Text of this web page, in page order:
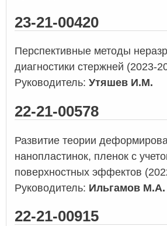
23-21-00420
Перспективные методы
диагностики стержней (2023-
Руководитель: Утяшев И.М.
22-21-00578
Развитие теории
нанопластинок, пленок с
поверхностных эффектов
Руководитель: Ильгамов М.А.
22-21-00915